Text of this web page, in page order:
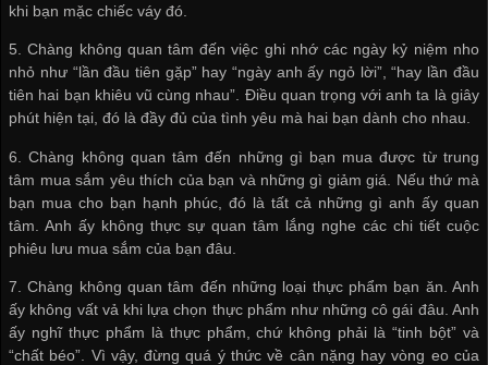
khi bạn mặc chiếc váy đó.
5. Chàng không quan tâm đến việc ghi nhớ các ngày kỷ niệm nho
nhỏ như “lần đầu tiên gặp” hay “ngày anh ấy ngỏ lời”, “hay lần đầu
tiên hai bạn khiêu vũ cùng nhau”. Điều quan trọng với anh ta là giây
phút hiện tại, đó là đầy đủ của tình yêu mà hai bạn dành cho nhau.
6. Chàng không quan tâm đến những gì bạn mua được từ trung
tâm mua sắm yêu thích của bạn và những gì giảm giá. Nếu thứ mà
bạn mua cho bạn hạnh phúc, đó là tất cả những gì anh ấy quan
tâm. Anh ấy không thực sự quan tâm lắng nghe các chi tiết cuộc
phiêu lưu mua sắm của bạn đâu.
7. Chàng không quan tâm đến những loại thực phẩm bạn ăn. Anh
ấy không vất vả khi lựa chọn thực phẩm như những cô gái đâu. Anh
ấy nghĩ thực phẩm là thực phẩm, chứ không phải là “tinh bột” và
“chất béo”. Vì vậy, đừng quá ý thức về cân nặng hay vòng eo của